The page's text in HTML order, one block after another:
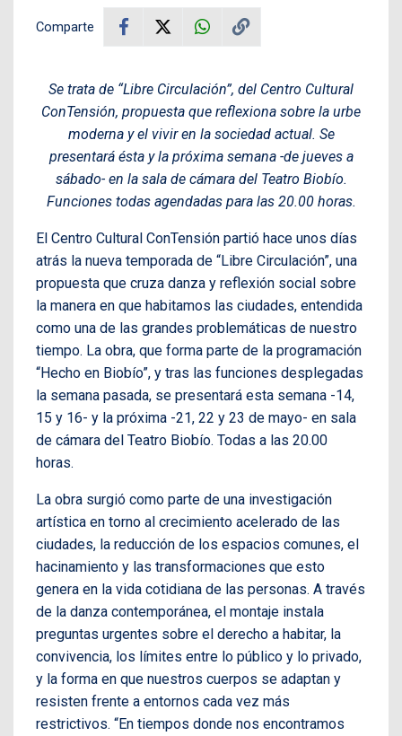
Comparte
Se trata de “Libre Circulación”, del Centro Cultural
ConTensión, propuesta que reflexiona sobre la urbe
moderna y el vivir en la sociedad actual. Se
presentará ésta y la próxima semana -de jueves a
sábado- en la sala de cámara del Teatro Biobío.
Funciones todas agendadas para las 20.00 horas.
El Centro Cultural ConTensión partió hace unos días
atrás la nueva temporada de “Libre Circulación”, una
propuesta que cruza danza y reflexión social sobre
la manera en que habitamos las ciudades, entendida
como una de las grandes problemáticas de nuestro
tiempo. La obra, que forma parte de la programación
“Hecho en Biobío”, y tras las funciones desplegadas
la semana pasada, se presentará esta semana -14,
15 y 16- y la próxima -21, 22 y 23 de mayo- en sala
de cámara del Teatro Biobío. Todas a las 20.00
horas.
La obra surgió como parte de una investigación
artística en torno al crecimiento acelerado de las
ciudades, la reducción de los espacios comunes, el
hacinamiento y las transformaciones que esto
genera en la vida cotidiana de las personas. A través
de la danza contemporánea, el montaje instala
preguntas urgentes sobre el derecho a habitar, la
convivencia, los límites entre lo público y lo privado,
y la forma en que nuestros cuerpos se adaptan y
resisten frente a entornos cada vez más
restrictivos. “En tiempos donde nos encontramos